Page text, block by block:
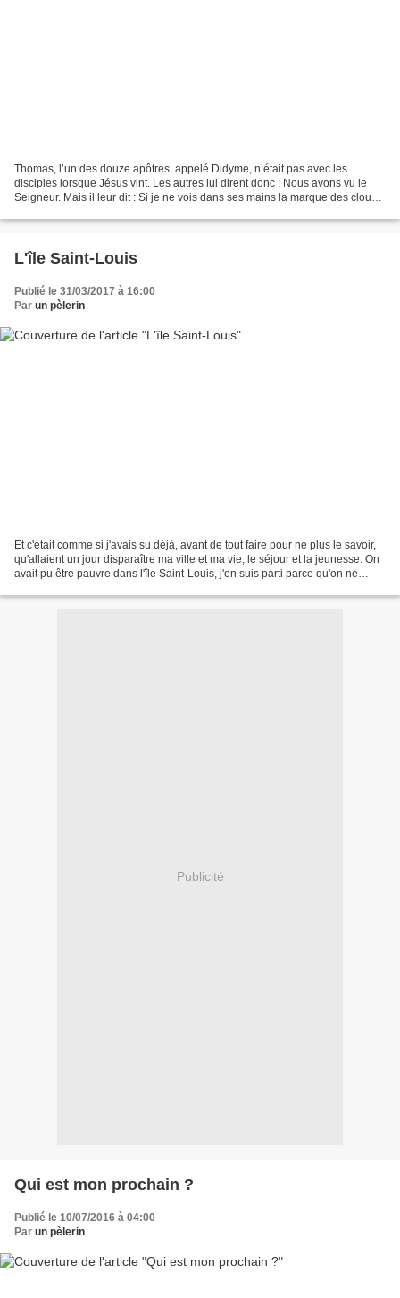
Thomas, l’un des douze apôtres, appelé Didyme, n’était pas avec les
disciples lorsque Jésus vint. Les autres lui dirent donc : Nous avons vu le
Seigneur. Mais il leur dit : Si je ne vois dans ses mains la marque des clous
L'île Saint-Louis
Publié le 31/03/2017 à 16:00
Par un pèlerin
Et c'était comme si j'avais su déjà, avant de tout faire pour ne plus le savoir,
qu'allaient un jour disparaître ma ville et ma vie, le séjour et la jeunesse. On
avait pu être pauvre dans l'île Saint-Louis, j'en suis parti parce qu'on ne
Publicité
Qui est mon prochain ?
Publié le 10/07/2016 à 04:00
Par un pèlerin